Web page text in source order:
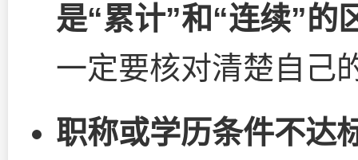
是“累计”和“连续”的
一定要核对清楚自己
职称或学历条件不达